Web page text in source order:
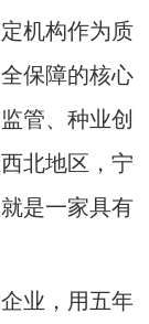
机构作为质
保障的核心
管、种业创
北地区，宁
是一家具有
业，用五年